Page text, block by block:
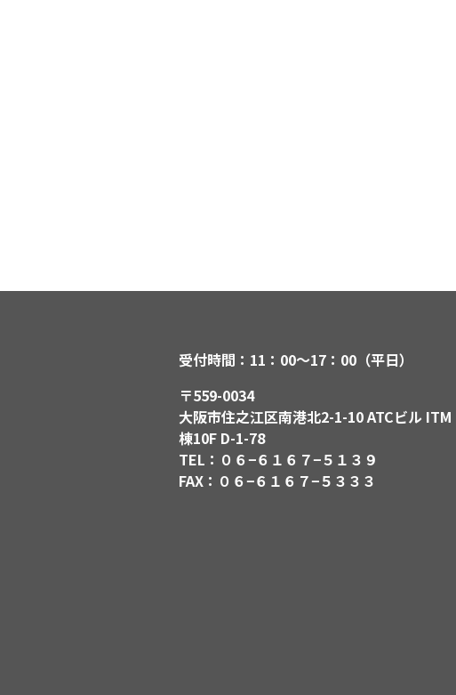
受付時間：11：00〜17：00（平日）
〒559-0034
大阪市住之江区南港北2-1-10 ATCビル ITM
棟10F D-1-78
TEL：０６−６１６７−５１３９
FAX：０６−６１６７−５３３３